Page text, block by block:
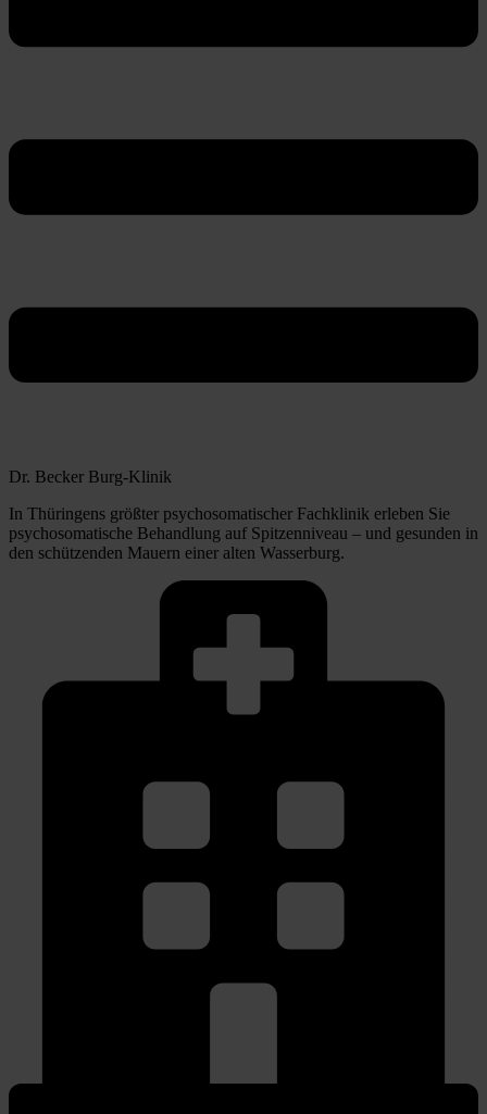
Dr. Becker Burg-Klinik
In Thüringens größter psychosomatischer Fachklinik erleben Sie
psychosomatische Behandlung auf Spitzenniveau – und gesunden in
den schützenden Mauern einer alten Wasserburg.